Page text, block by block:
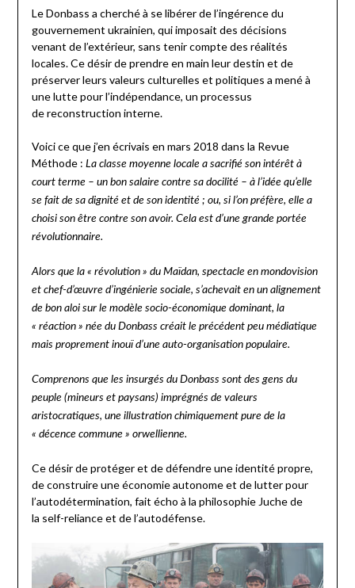
Le Donbass a cherché à se libérer de l’ingérence du
gouvernement ukrainien, qui imposait des décisions
venant de l’extérieur, sans tenir compte des réalités
locales. Ce désir de prendre en main leur destin et de
préserver leurs valeurs culturelles et politiques a mené à
une lutte pour l’indépendance, un processus
de reconstruction interne.
Voici ce que j’en écrivais en mars 2018 dans la Revue
Méthode : La classe moyenne locale a sacrifié son intérêt à
court terme – un bon salaire contre sa docilité – à l’idée qu’elle
se fait de sa dignité et de son identité ; ou, si l’on préfère, elle a
choisi son être contre son avoir. Cela est d’une grande portée
révolutionnaire.
Alors que la « révolution » du Maïdan, spectacle en mondovision
et chef-d’œuvre d’ingénierie sociale, s’achevait en un alignement
de bon aloi sur le modèle socio-économique dominant, la
« réaction » née du Donbass créait le précédent peu médiatique
mais proprement inouï d’une auto-organisation populaire.
Comprenons que les insurgés du Donbass sont des gens du
peuple (mineurs et paysans) imprégnés de valeurs
aristocratiques, une illustration chimiquement pure de la
« décence commune » orwellienne.
Ce désir de protéger et de défendre une identité propre,
de construire une économie autonome et de lutter pour
l’autodétermination, fait écho à la philosophie Juche de
la self-reliance et de l’autodéfense.